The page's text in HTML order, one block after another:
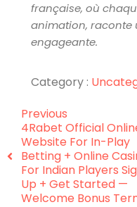
française, où
animation, raconte
engageante.
Category :
Previous
4Rabet Official
Website For In-Play
Betting + Online
For Indian Players
Up + Get Started —
Welcome Bonus